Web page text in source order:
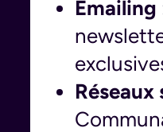
Emailing
Réseaux